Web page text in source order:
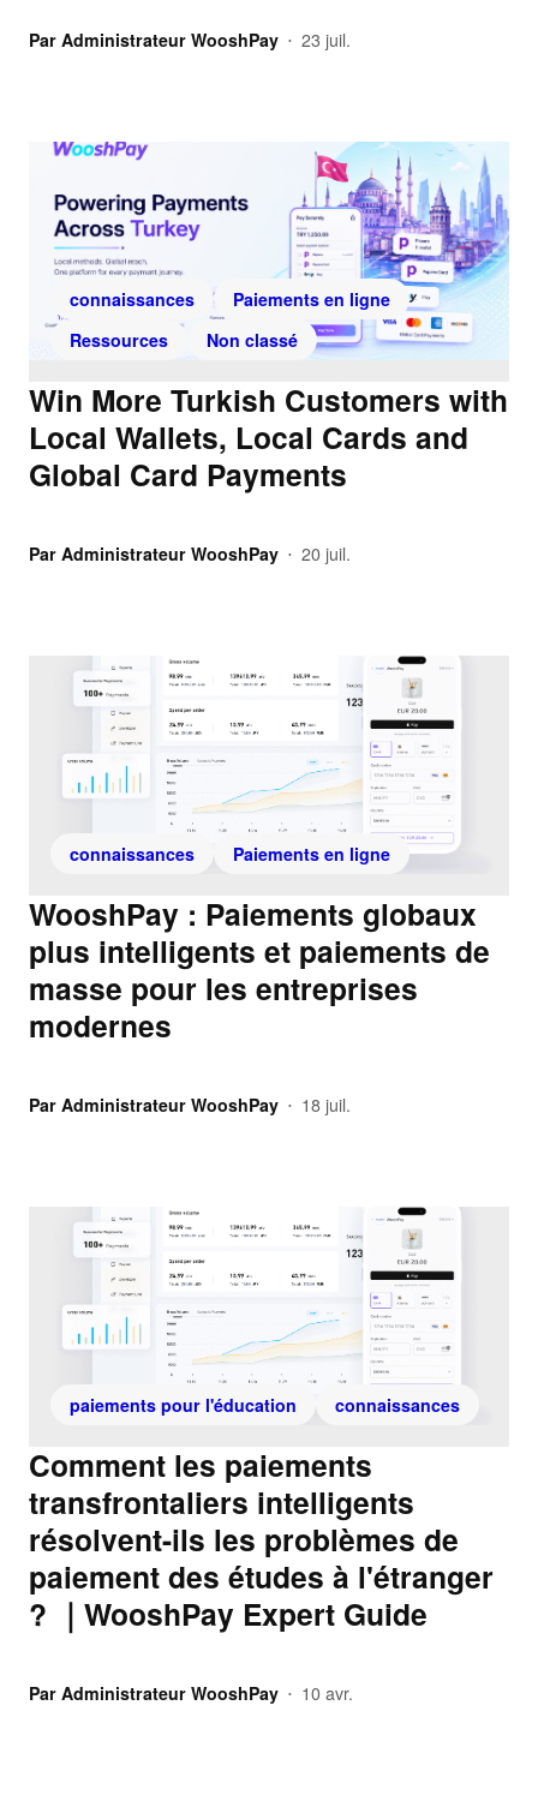
Par Administrateur WooshPay • 23 juil.
connaissances
Paiements en ligne
Ressources
Non classé
Win More Turkish Customers with
Local Wallets, Local Cards and
Global Card Payments
Par Administrateur WooshPay • 20 juil.
connaissances Paiements en ligne
WooshPay : Paiements globaux
plus intelligents et paiements de
masse pour les entreprises
modernes
Par Administrateur WooshPay • 18 juil.
paiements pour l'éducation connaissances
Comment les paiements
transfrontaliers intelligents
résolvent-ils les problèmes de
paiement des études à l'étranger
? ｜WooshPay Expert Guide
Par Administrateur WooshPay • 10 avr.